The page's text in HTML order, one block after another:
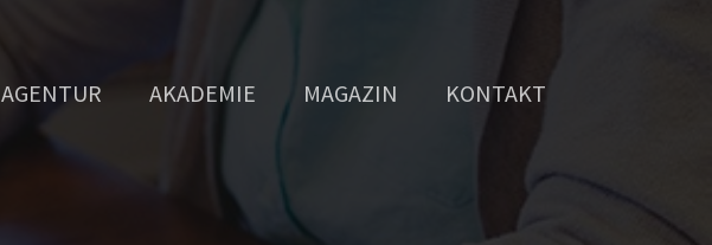
AGENTUR AKADEMIE MAGAZIN KONTAKT